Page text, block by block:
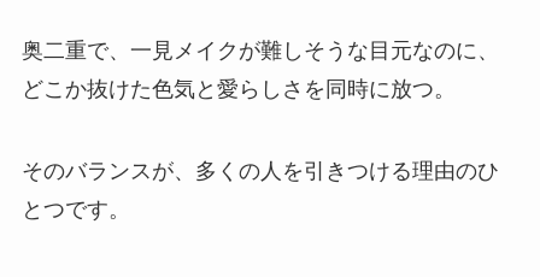
奥二重で、一見メイクが難しそうな目元なのに、
どこか抜けた色気と愛らしさを同時に放つ。
そのバランスが、多くの人を引きつける理由のひ
とつです。